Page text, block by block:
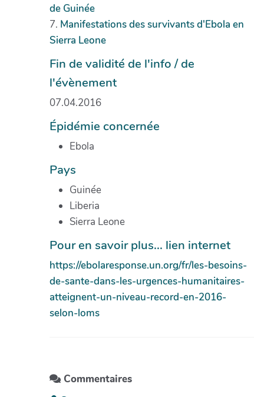
de Guinée
7. Manifestations des survivants d'Ebola en
Sierra Leone
Fin de validité de l'info / de
l'évènement
07.04.2016
Épidémie concernée
Ebola
Pays
Guinée
Liberia
Sierra Leone
Pour en savoir plus... lien internet
https://ebolaresponse.un.org/fr/les-besoins-
de-sante-dans-les-urgences-humanitaires-
atteignent-un-niveau-record-en-2016-
selon-loms
Commentaires